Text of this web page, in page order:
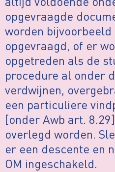
opgevraagde
worden
opgevraagd, of er
opgetreden als de
procedure al onder
verdwijnen,
een particuliere
[onder Awb art.
overlegd worden.
er een descente en
OM ingeschakeld.